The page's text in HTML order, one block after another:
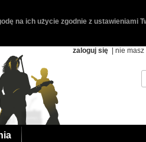
na ich użycie zgodnie z ustawieniami
zaloguj się | nie